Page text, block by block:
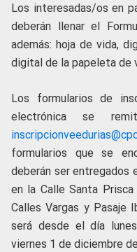
Los interesadas/os en
deberán llenar el
además: hoja de vida,
digital de la papeleta de
Los formularios de
electrónica se
formularios que se
deberán ser entregados
en la Calle Santa
Calles Vargas y Pasaje
será desde el día
viernes 1 de diciembre